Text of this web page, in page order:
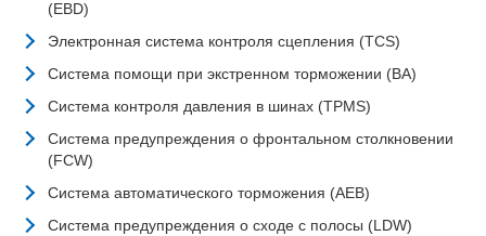
(EBD)
Электронная система контроля сцепления (TCS)
Система помощи при экстренном торможении (BA)
Система контроля давления в шинах (TPMS)
Система предупреждения о фронтальном столкновении
(FCW)
Система автоматического торможения (AEB)
Система предупреждения о сходе с полосы (LDW)